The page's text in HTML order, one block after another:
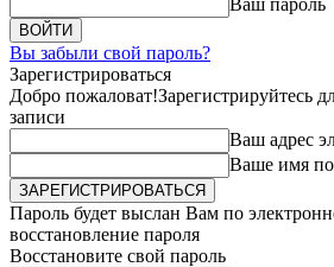
Ваш пароль
Вы забыли свой пароль?
Зарегистрироваться
Добро пожаловат!Зарегистрируйтесь
записи
Ваш адрес
Ваше имя
Пароль будет выслан Вам по
восстановление пароля
Восстановите свой пароль